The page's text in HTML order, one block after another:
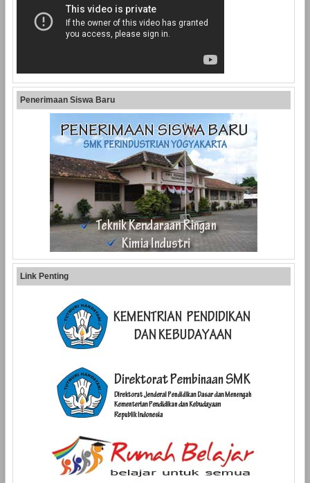
Penerimaan Siswa Baru
Link Penting